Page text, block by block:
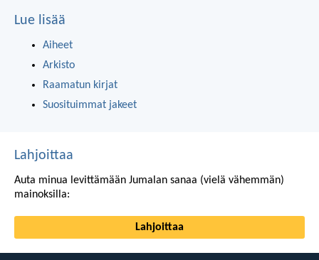
Lue lisää
Aiheet
Arkisto
Raamatun kirjat
Suosituimmat jakeet
Lahjoittaa
Auta minua levittämään Jumalan sanaa (vielä vähemmän)
mainoksilla:
Lahjoittaa